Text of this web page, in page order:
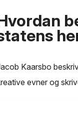
Kaarsbo
evner og